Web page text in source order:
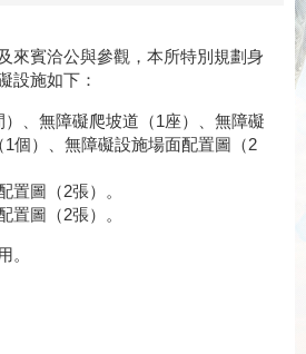
來賓洽公與參觀，本所特別規劃身
設施如下：
、無障礙爬坡道（1座）、無障礙
個）、無障礙設施場面配置圖（2
置圖（2張）。
置圖（2張）。
。